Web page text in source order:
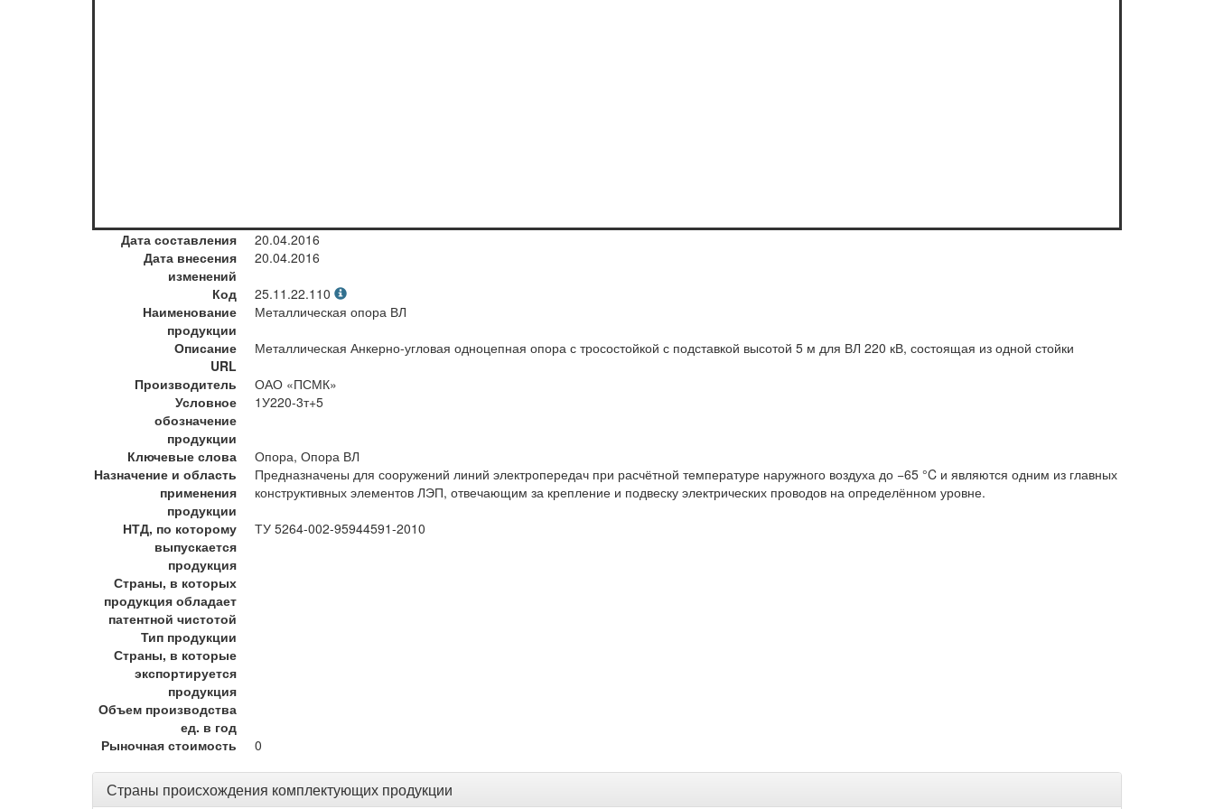
Дата составления
20.04.2016
Дата внесения
изменений
20.04.2016
Код
25.11.22.110
Наименование
продукции
Металлическая опора ВЛ
Описание
Металлическая Анкерно-угловая одноцепная опора с тросостойкой с подставкой высотой 5 м для ВЛ 220 кВ, состоящая из одной стойки
URL
Производитель
ОАО «ПСМК»
Условное
обозначение
продукции
1У220-3т+5
Ключевые слова
Опора, Опора ВЛ
Назначение и область
применения
продукции
Предназначены для сооружений линий электропередач при расчётной температуре наружного воздуха до −65 °C и являются одним из главных
конструктивных элементов ЛЭП, отвечающим за крепление и подвеску электрических проводов на определённом уровне.
НТД, по которому
выпускается
продукция
ТУ 5264-002-95944591-2010
Страны, в которых
продукция обладает
патентной чистотой
Тип продукции
Страны, в которые
экспортируется
продукция
Объем производства
ед. в год
Рыночная стоимость
0
Страны происхождения комплектующих продукции